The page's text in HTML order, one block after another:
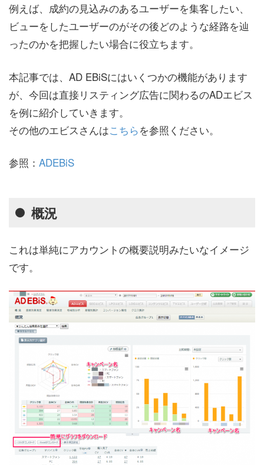
例えば、成約の見込みのあるユーザーを集客したい、
ビューをしたユーザーのがその後どのような経路を辿
ったのかを把握したい場合に役立ちます。
本記事では、AD EBiSにはいくつかの機能があります
が、今回は直接リスティング広告に関わるのADエビス
を例に紹介していきます。
その他のエビスさんはこちらを参照ください。
参照： ADEBiS
概況
これは単純にアカウントの概要説明みたいなイメージ
です。